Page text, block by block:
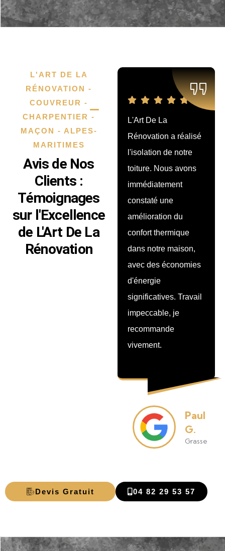
L'ART DE LA
RÉNOVATION -
COUVREUR -
CHARPENTIER -
MAÇON - ALPES-
MARITIMES
Avis de Nos
Clients :
Témoignages
sur l'Excellence
de L'Art De La
Rénovation
L'Art De La
Rénovation a réalisé
toiture. Nous avons
immédiatement
constaté une
amélioration du
confort thermique
dans notre maison,
Nous avons fait
rénover notre
terrasse par cette
société, et le résultat
est superbe ! Les
artisans ont fait
preuve de
professionnalisme et
de créativité pour
aménager l’espace.
Nous sommes
vraiment contents du
résultat, parfait pour
profiter de notre
extérieur.
B.
Devis Gratuit 04 82 29 53 57